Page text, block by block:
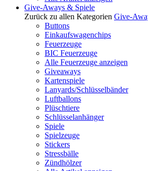
Give-Aways & Spiele
Zurück zu allen Kategorien Give-
Buttons
Einkaufswagenchips
Feuerzeuge
BIC Feuerzeuge
Alle Feuerzeuge anzeigen
Giveaways
Kartenspiele
Lanyards/Schlüsselbänder
Luftballons
Plüschtiere
Schlüsselanhänger
Spiele
Spielzeuge
Stickers
Stressbälle
Zündhölzer